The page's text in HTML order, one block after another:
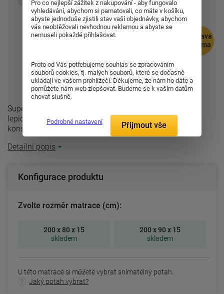
doprava
zdarma
Super pružná a odolná ortopedická matrace Dáša bez
lepidel. Vzdušný spoj, vynikající pěny se zónovou
konstrukcí. Rozdílná tuhost stran: ...
Detailní popis
Konfigurace produktu
Zvolte rozměr matrace (cm):
200 x 80 x 15
skladem
200 x 90 x 15
skladem
U této matrace si můžete vybrat snímatelný potah.
Jaký potah vybrat?
Pro co nejlepší zážitek z nakupování - aby fungovalo
vyhledávání, abychom si pamatovali, co máte v košíku,
abyste jednoduše zjistili stav vaší objednávky, abychom
vás neobtěžovali nevhodnou reklamou a abyste se
nemuseli pokaždé přihlašovat.
Proto od Vás potřebujeme souhlas se zpracováním
souborů cookies, tj. malých souborů, které se dočasně
ukládají ve vašem prohlížeči. Děkujeme, že nám ho dáte a
pomůžete nám web zlepšovat. Budeme se k vašim datům
chovat slušně.
Podrobné nastavení Přijmout vše